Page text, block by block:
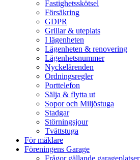
Fastighetsskötsel
Försäkring
GDPR
Grillar & uteplats
I lägenheten
Lägenheten & renovering
Lägenhetsnummer
Nyckelärenden
Ordningsregler
Porttelefon
Sälja & flytta ut
Sopor och Miljöstuga
Stadgar
Störningsjour
Tvättstuga
För mäklare
Föreningens Garage